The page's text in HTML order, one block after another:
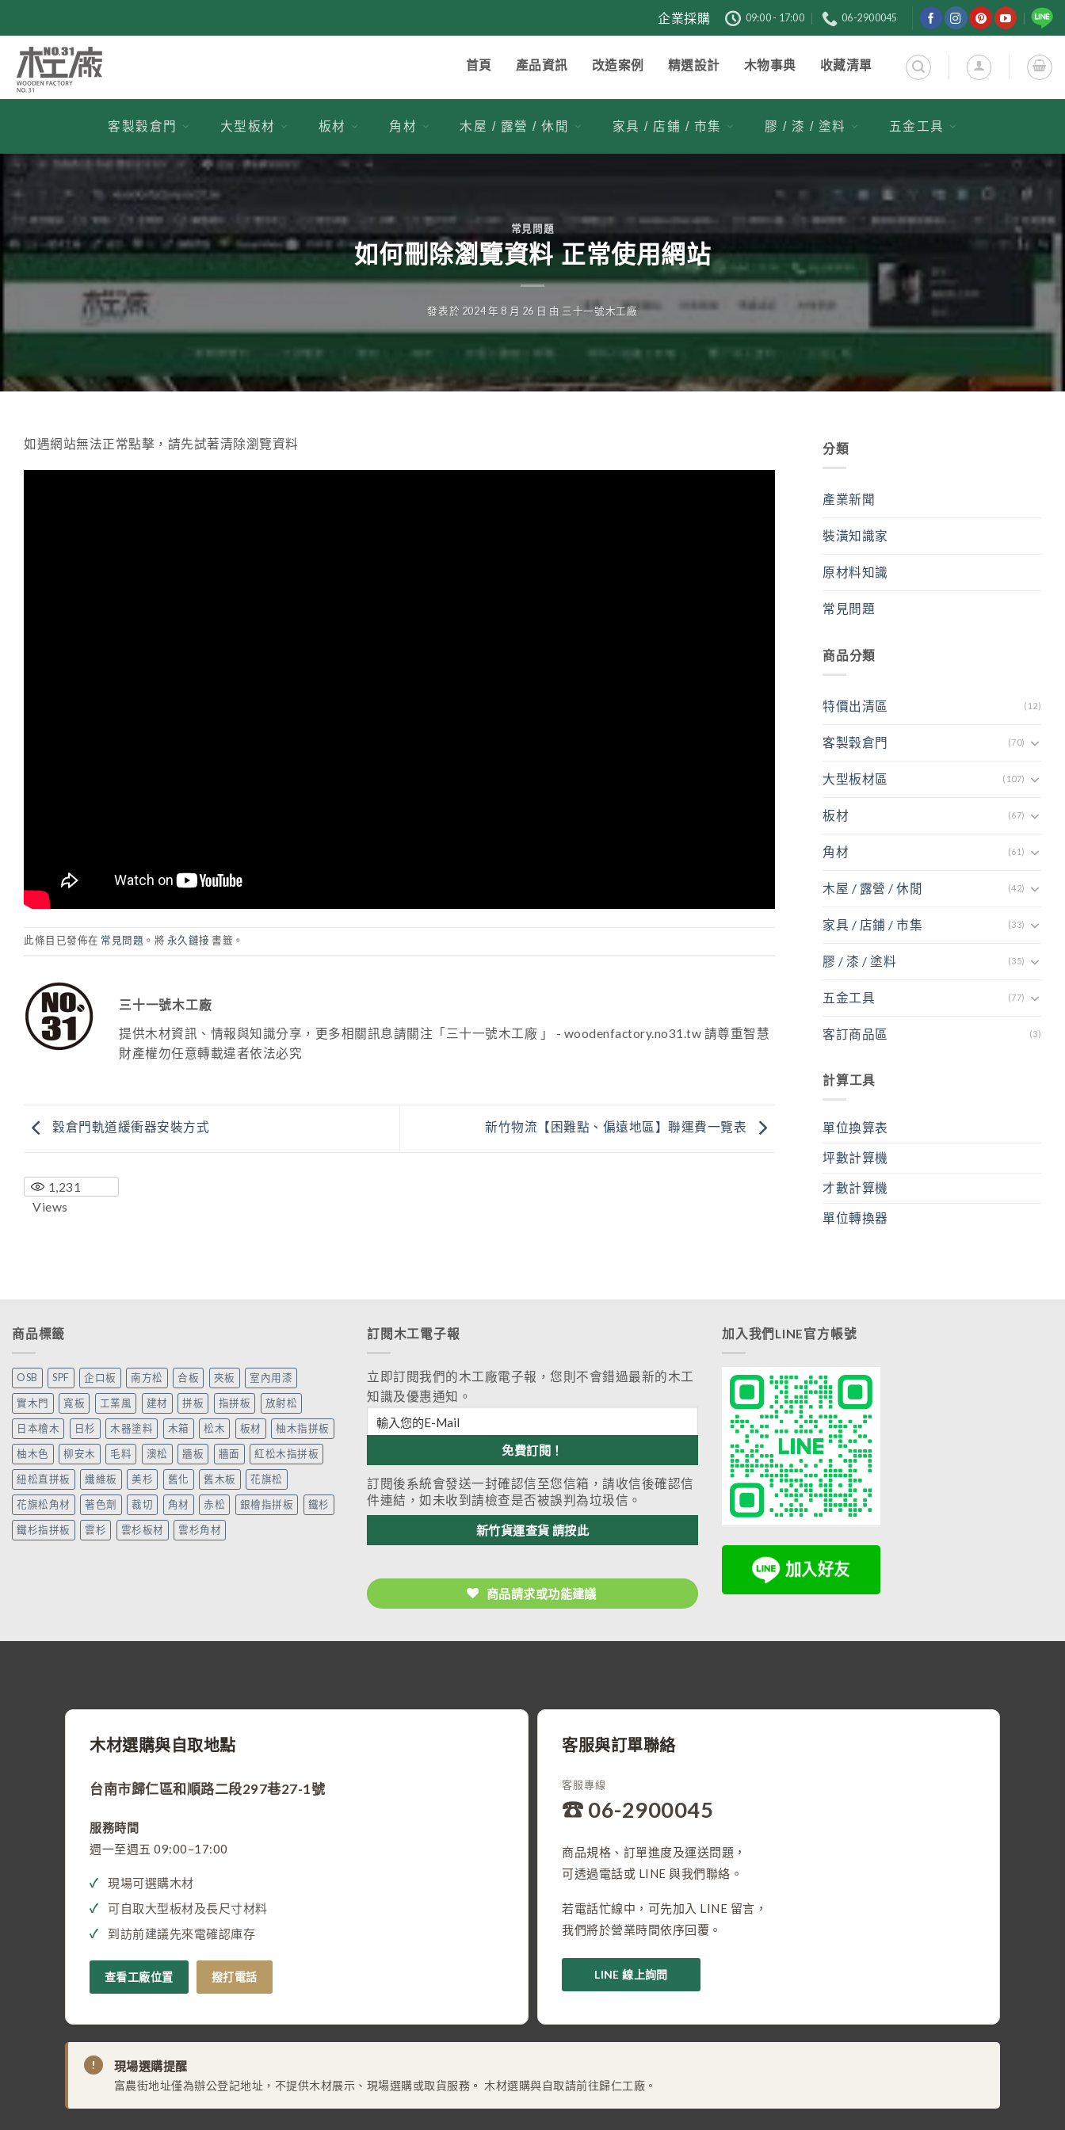
企業採購 09:00 - 17:00 06-2900045
首頁 產品資訊 改造案例 精選設計 木物事典 收藏清單
客製穀倉門 大型板材 板材 角材 木屋 / 露營 / 休閒 家具 / 店鋪 / 市集 膠 / 漆 / 塗料 五金工具
常見問題
如何刪除瀏覽資料 正常使用網站
發表於 2024 年 8 月 26 日 由 三十一號木工廠
如遇網站無法正常點擊，請先試著清除瀏覽資料
此條目已發佈在 常見問題 。將 永久鏈接 書籤。
三十一號木工廠
提供木材資訊、情報與知識分享，更多相關訊息請關注「三十一號木工廠 」 - woodenfactory.no31.tw 請尊重智慧
財產權勿任意轉載違者依法必究
穀倉門軌道緩衝器安裝方式 新竹物流【困難點、偏遠地區】聯運費一覽表
1,231
Views
分類
產業新聞
裝潢知識家
原材料知識
常見問題
商品分類
特價出清區 (12)
客製穀倉門 (70)
大型板材區 (107)
板材 (67)
角材 (61)
木屋 / 露營 / 休閒 (42)
家具 / 店鋪 / 市集 (33)
膠 / 漆 / 塗料 (35)
五金工具 (77)
客訂商品區 (3)
計算工具
單位換算表
坪數計算機
才數計算機
單位轉換器
商品標籤
OSB SPF 企口板 南方松 合板 夾板 室內用漆
實木門 寬板 工業風 建材 拼板 指拼板 放射松
日本檜木 日杉 木器塗料 木箱 松木 板材 柚木指拼板
柚木色 柳安木 毛料 澳松 牆板 牆面 紅松木指拼板
紐松直拼板 纖維板 美杉 舊化 舊木板 花旗松
花旗松角材 著色劑 裁切 角材 赤松 銀檜指拼板 鐵杉
鐵杉指拼板 雲杉 雲杉板材 雲杉角材
訂閱木工電子報
立即訂閱我們的木工廠電子報，您則不會錯過最新的木工
知識及優惠通知。
訂閱後系統會發送一封確認信至您信箱，請收信後確認信
件連結，如未收到請檢查是否被誤判為垃圾信。
新竹貨運查貨 請按此
商品請求或功能建議
加入我們LINE官方帳號
木材選購與自取地點
台南市歸仁區和順路二段297巷27-1號
服務時間
週一至週五 09:00–17:00
現場可選購木材
可自取大型板材及長尺寸材料
到訪前建議先來電確認庫存
查看工廠位置 撥打電話
客服與訂單聯絡
客服專線
☎ 06-2900045
商品規格、訂單進度及運送問題，
可透過電話或 LINE 與我們聯絡。
若電話忙線中，可先加入 LINE 留言，
我們將於營業時間依序回覆。
LINE 線上詢問
! 現場選購提醒
富農街地址僅為辦公登記地址，不提供木材展示、現場選購或取貨服務。 木材選購與自取請前往歸仁工廠。